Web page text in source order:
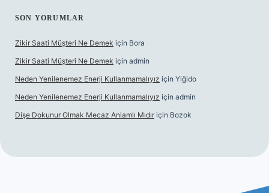
SON YORUMLAR
Zikir Saati Müşteri Ne Demek için Bora
Zikir Saati Müşteri Ne Demek için admin
Neden Yenilenemez Enerji Kullanmamalıyız için Yiğido
Neden Yenilenemez Enerji Kullanmamalıyız için admin
Dişe Dokunur Olmak Mecaz Anlamlı Mıdır için Bozok